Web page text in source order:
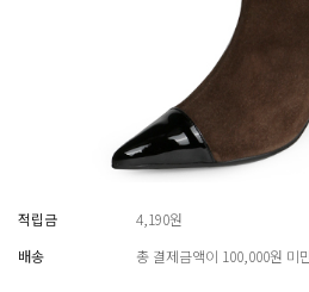
적립금
4,190원
배송
총 결제금액이 100,000원 미